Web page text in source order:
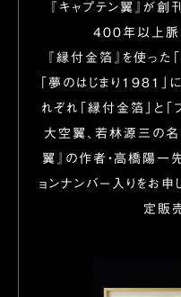
『キャプテン翼』が
400年以上脈
『縁付金箔』を使った
「夢のはじまり1981」に
れぞれ「縁付金箔」と
大空翼、若林源三の名
翼』の作者・高橋陽一
ョンナンバー入りをお
定販